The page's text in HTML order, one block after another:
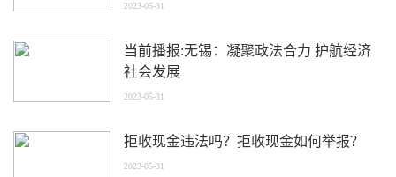
2023-05-31
当前播报:无锡：凝聚政法合力 护航经济
社会发展
2023-05-31
拒收现金违法吗？拒收现金如何举报？
2023-05-31